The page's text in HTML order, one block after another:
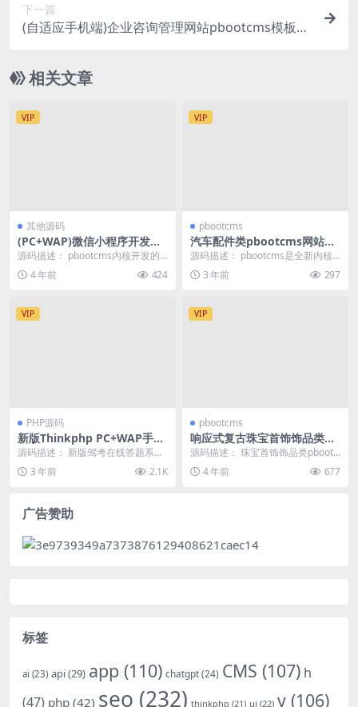
下一篇
(自适应手机端)企业咨询管理网站pbootcms模板
相关文章
VIP
其他源码
(PC+WAP)微信小程序开发代
理展示销售pbootcms网站模
板/软件开发公司网站源码下载
源码描述： pbootcms内核开发的
网站模板，该模板适用于微信小程
序网站、软件...
4 年前 424
VIP
pbootcms
汽车配件类pbootcms网站模
板(pc端+手机自适应)
源码描述： pbootcms是全新内核
且永久开源免费的PHP企业网站开
发建设管理...
3 年前 297
VIP
PHP源码
新版Thinkphp PC+WAP手机
版驾考宝典答题源码
源码描述： 新版驾考在线答题系统
网站源码分享，thinkphp PC+wap
手机...3 年前 2.1K
VIP
pbootcms
响应式复古珠宝首饰饰品类网
站pbootcms模板(手机自适
应)
源码描述： 珠宝首饰饰品类pbootc
ms模板，PC电脑端，该模板适用于
饰品首饰...
4 年前 677
广告赞助
标签
ai (23) api(29) app (110) chatgpt(24) CMS (107) h
(47) php (42) seo (232) thinkphp (21) ui (22) v (106)